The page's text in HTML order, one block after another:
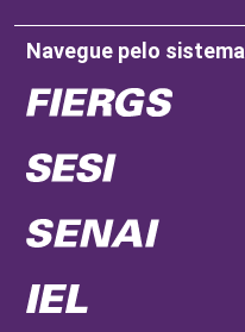
Navegue pelo sistema